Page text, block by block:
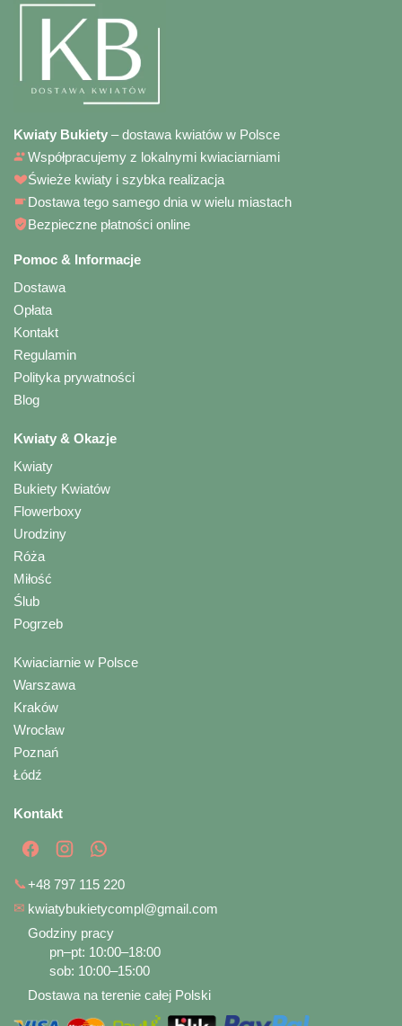
Kwiaty Bukiety – dostawa kwiatów w Polsce
Współpracujemy z lokalnymi kwiaciarniami
Świeże kwiaty i szybka realizacja
Dostawa tego samego dnia w wielu miastach
Bezpieczne płatności online
Pomoc & Informacje
Dostawa
Opłata
Kontakt
Regulamin
Polityka prywatności
Blog
Kwiaty & Okazje
Kwiaty
Bukiety Kwiatów
Flowerboxy
Urodziny
Róża
Miłość
Ślub
Pogrzeb
Kwiaciarnie w Polsce
Warszawa
Kraków
Wrocław
Poznań
Łódź
Kontakt
📞+48 797 115 220
✉ kwiatybukietycompl@gmail.com
Godziny pracy
pn–pt: 10:00–18:00
sob: 10:00–15:00
Dostawa na terenie całej Polski